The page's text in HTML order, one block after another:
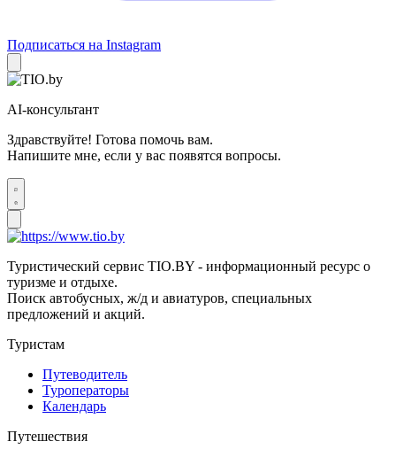
Подписаться на Instagram
AI-консультант
Здравствуйте! Готова помочь вам.
Напишите мне, если у вас появятся вопросы.
Туристический сервис TIO.BY - информационный ресурс о
туризме и отдыхе.
Поиск автобусных, ж/д и авиатуров, специальных
предложений и акций.
Туристам
Путеводитель
Туроператоры
Календарь
Путешествия